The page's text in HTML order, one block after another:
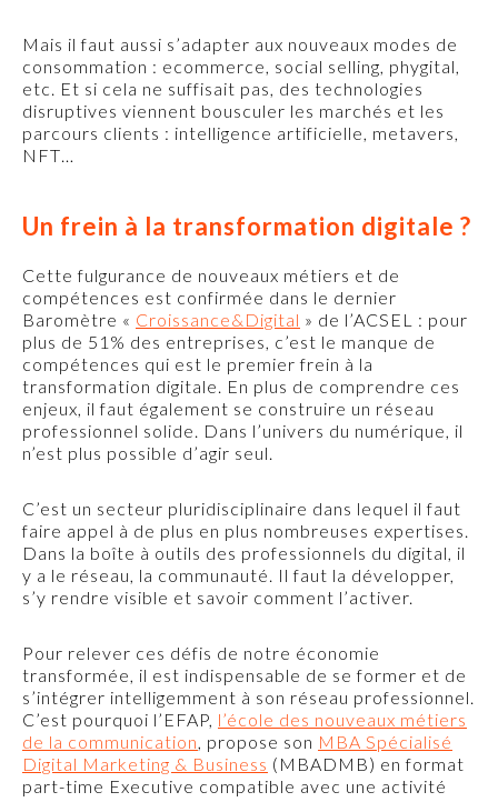
Mais il faut aussi s’adapter aux nouveaux modes de
consommation : ecommerce, social selling, phygital,
etc. Et si cela ne suffisait pas, des technologies
disruptives viennent bousculer les marchés et les
parcours clients : intelligence artificielle, metavers,
NFT…
Un frein à la transformation digitale ?
Cette fulgurance de nouveaux métiers et de
compétences est confirmée dans le dernier
Baromètre « Croissance&Digital » de l’ACSEL : pour
plus de 51% des entreprises, c’est le manque de
compétences qui est le premier frein à la
transformation digitale. En plus de comprendre ces
enjeux, il faut également se construire un réseau
professionnel solide. Dans l’univers du numérique, il
n’est plus possible d’agir seul.
C’est un secteur pluridisciplinaire dans lequel il faut
faire appel à de plus en plus nombreuses expertises.
Dans la boîte à outils des professionnels du digital, il
y a le réseau, la communauté. Il faut la développer,
s’y rendre visible et savoir comment l’activer.
Pour relever ces défis de notre économie
transformée, il est indispensable de se former et de
s’intégrer intelligemment à son réseau professionnel.
C’est pourquoi l’EFAP, l’école des nouveaux métiers
de la communication, propose son MBA Spécialisé
Digital Marketing & Business (MBADMB) en format
part-time Executive compatible avec une activité